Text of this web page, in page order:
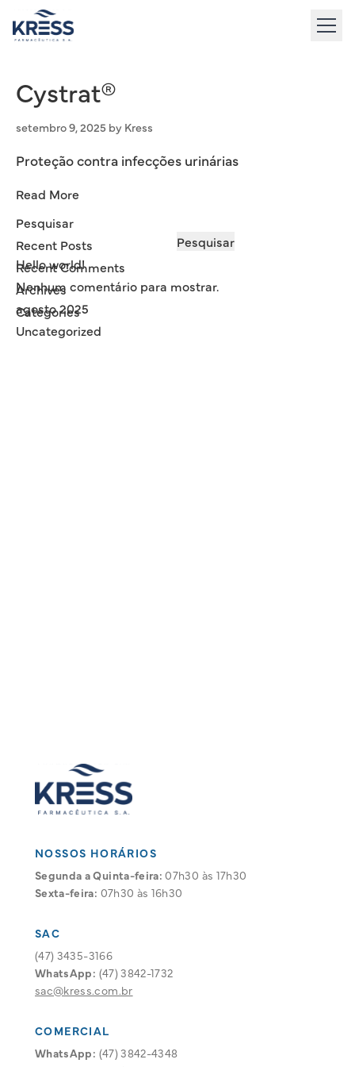
content
Cystrat®
setembro 9, 2025 by Kress
Proteção contra infecções urinárias
Read More
Pesquisar
Pesquisar
Recent Posts
Hello world!
Recent Comments
Nenhum comentário para mostrar.
Archives
agosto 2025
Categories
Uncategorized
NOSSOS HORÁRIOS
Segunda a Quinta-feira: 07h30 às 17h30
Sexta-feira: 07h30 às 16h30
SAC
(47) 3435-3166
WhatsApp: (47) 3842-1732
sac@kress.com.br
COMERCIAL
WhatsApp: (47) 3842-4348